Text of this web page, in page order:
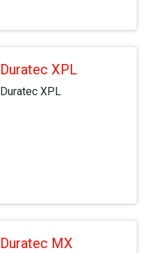
Duratec XPL
Duratec XPL
Duratec MX